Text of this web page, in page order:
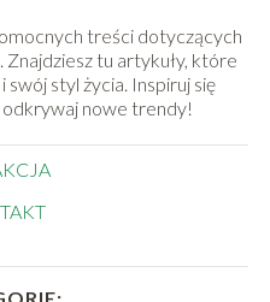
treści dotyczących
tu artykuły, które
swój styl życia. Inspiruj się
odkrywaj nowe trendy!